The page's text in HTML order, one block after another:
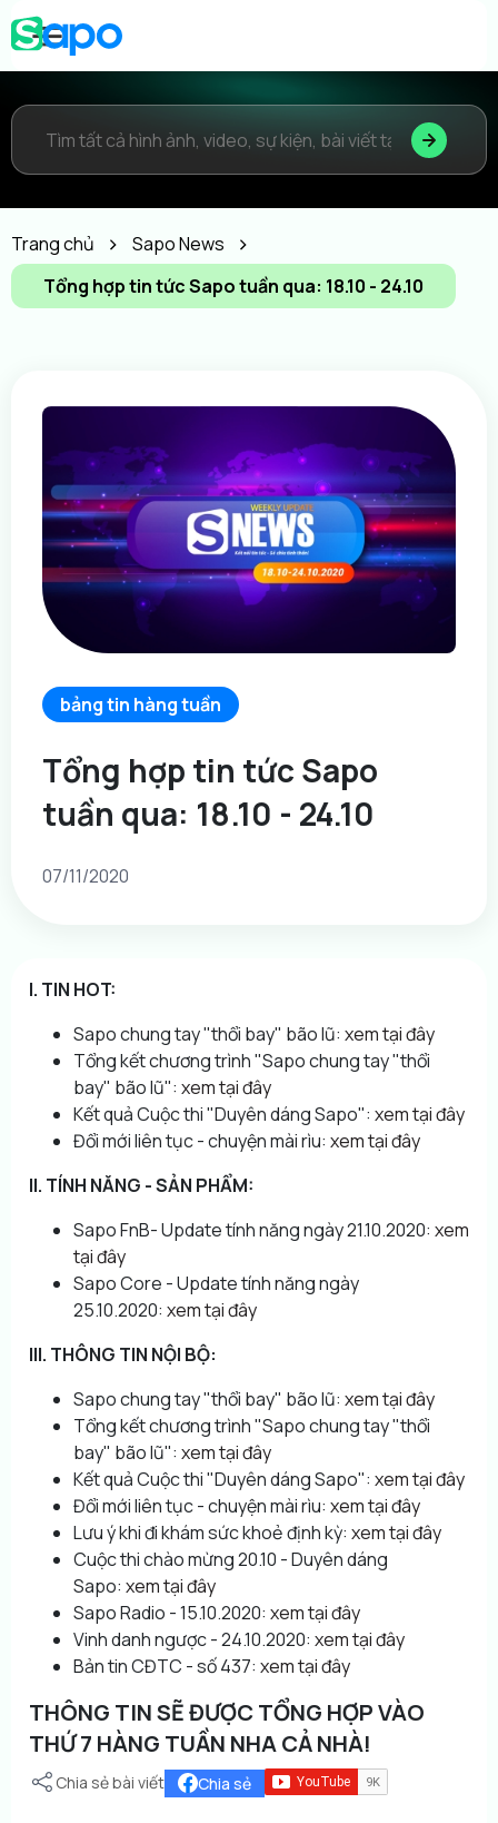
Trang chủ
Sapo News
Tổng hợp tin tức Sapo tuần qua: 18.10 - 24.10
bảng tin hàng tuần
Tổng hợp tin tức Sapo
tuần qua: 18.10 - 24.10
07/11/2020
I. TIN HOT:
Sapo chung tay "thổi bay" bão lũ: xem tại đây
Tổng kết chương trình "Sapo chung tay "thổi
bay" bão lũ": xem tại đây
Kết quả Cuộc thi "Duyên dáng Sapo": xem tại đây
Đổi mới liên tục - chuyện mài rìu: xem tại đây
II. TÍNH NĂNG - SẢN PHẨM:
Sapo FnB- Update tính năng ngày 21.10.2020: xem
tại đây
Sapo Core - Update tính năng ngày
25.10.2020: xem tại đây
III. THÔNG TIN NỘI BỘ:
Sapo chung tay "thổi bay" bão lũ: xem tại đây
Tổng kết chương trình "Sapo chung tay "thổi
bay" bão lũ": xem tại đây
Kết quả Cuộc thi "Duyên dáng Sapo": xem tại đây
Đổi mới liên tục - chuyện mài rìu: xem tại đây
Lưu ý khi đi khám sức khoẻ định kỳ: xem tại đây
Cuộc thi chào mừng 20.10 - Duyên dáng
Sapo: xem tại đây
Sapo Radio - 15.10.2020: xem tại đây
Vinh danh ngược - 24.10.2020: xem tại đây
Bản tin CĐTC - số 437: xem tại đây
THÔNG TIN SẼ ĐƯỢC TỔNG HỢP VÀO
THỨ 7 HÀNG TUẦN NHA CẢ NHÀ!
Chia sẻ bài viết Chia sẻ